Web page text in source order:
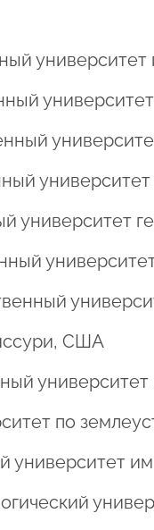
университет
США
по
университет